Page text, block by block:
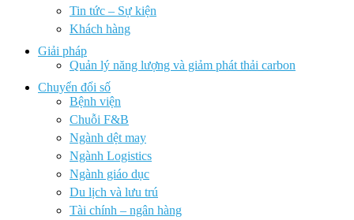
Tin tức – Sự kiện
Khách hàng
Giải pháp
Quản lý năng lượng và giảm phát thải carbon
Chuyển đổi số
Bệnh viện
Chuỗi F&B
Ngành dệt may
Ngành Logistics
Ngành giáo dục
Du lịch và lưu trú
Tài chính – ngân hàng